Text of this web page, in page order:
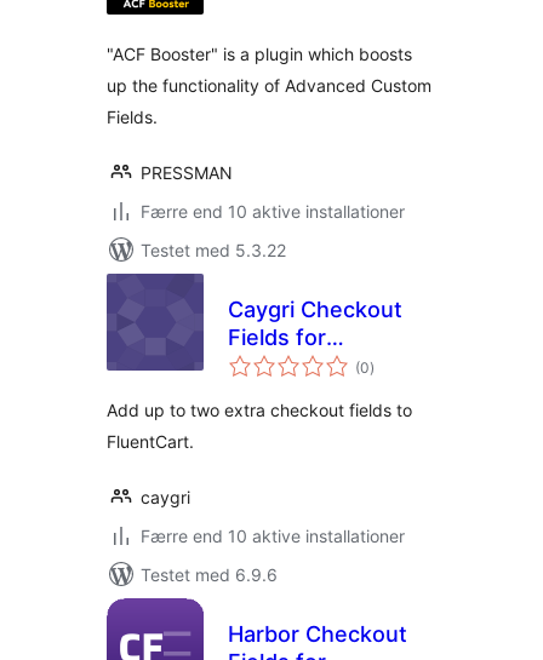
"ACF Booster" is a plugin which boosts
up the functionality of Advanced Custom
Fields.
PRESSMAN
Færre end 10 aktive installationer
Testet med 5.3.22
Caygri Checkout
Fields for
FluentCart
(0totale
bedømmelser
)
Add up to two extra checkout fields to
FluentCart.
caygri
Færre end 10 aktive installationer
Testet med 6.9.6
Harbor Checkout